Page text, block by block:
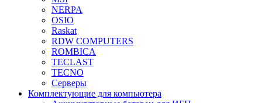
NERPA
OSIO
Raskat
RDW COMPUTERS
ROMBICA
TECLAST
TECNO
Серверы
Комплектующие для компьютера